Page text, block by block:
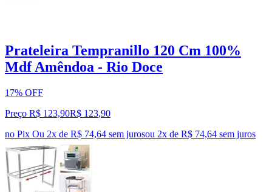
Prateleira Tempranillo 120 Cm 100%
Mdf Amêndoa - Rio Doce
17% OFF
Preço R$ 123,90R$ 123,90
no Pix Ou 2x de R$ 74,64 sem jurosou 2x de R$ 74,64 sem juros